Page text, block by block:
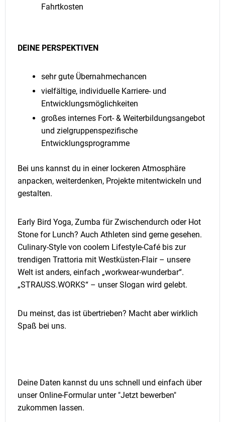
Fahrtkosten
DEINE PERSPEKTIVEN
sehr gute Übernahmechancen
vielfältige, individuelle Karriere- und
Entwicklungsmöglichkeiten
großes internes Fort- & Weiterbildungsangebot
und zielgruppenspezifische
Entwicklungsprogramme
Bei uns kannst du in einer lockeren Atmosphäre
anpacken, weiterdenken, Projekte mitentwickeln und
gestalten.
Early Bird Yoga, Zumba für Zwischendurch oder Hot
Stone for Lunch? Auch Athleten sind gerne gesehen.
Culinary-Style von coolem Lifestyle-Café bis zur
trendigen Trattoria mit Westküsten-Flair – unsere
Welt ist anders, einfach „workwear-wunderbar“.
„STRAUSS.WORKS“ – unser Slogan wird gelebt.
Du meinst, das ist übertrieben? Macht aber wirklich
Spaß bei uns.
Deine Daten kannst du uns schnell und einfach über
unser Online-Formular unter "Jetzt bewerben"
zukommen lassen.